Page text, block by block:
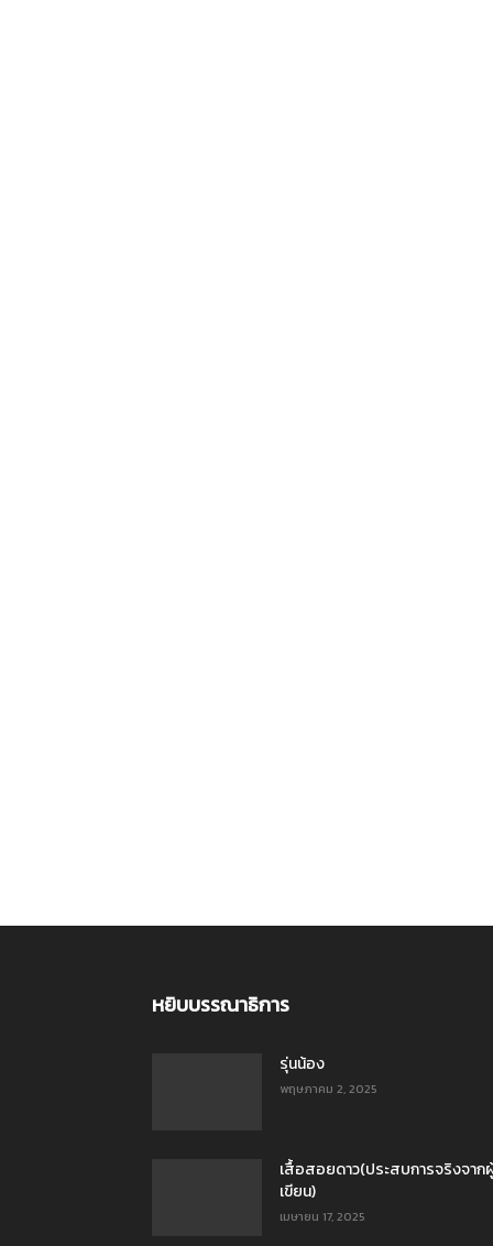
หยิบบรรณาธิการ
รุ่นน้อง
พฤษภาคม 2, 2025
เสื้อสอยดาว(ประสบการจริงจาก
เขียน)
เมษายน 17, 2025